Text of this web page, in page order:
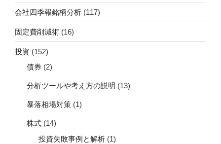
会社四季報銘柄分析 (117)
固定費削減術 (16)
投資 (152)
債券 (2)
分析ツールや考え方の説明 (13)
暴落相場対策 (1)
株式 (14)
投資失敗事例と解析 (1)